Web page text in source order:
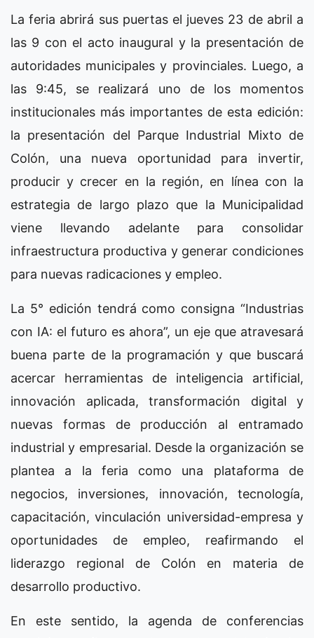
La feria abrirá sus puertas el jueves 23 de abril a
las 9 con el acto inaugural y la presentación de
autoridades municipales y provinciales. Luego, a
las 9:45, se realizará uno de los momentos
institucionales más importantes de esta edición:
la presentación del Parque Industrial Mixto de
Colón, una nueva oportunidad para invertir,
producir y crecer en la región, en línea con la
estrategia de largo plazo que la Municipalidad
viene llevando adelante para consolidar
infraestructura productiva y generar condiciones
para nuevas radicaciones y empleo.
La 5° edición tendrá como consigna “Industrias
con IA: el futuro es ahora”, un eje que atravesará
buena parte de la programación y que buscará
acercar herramientas de inteligencia artificial,
innovación aplicada, transformación digital y
nuevas formas de producción al entramado
industrial y empresarial. Desde la organización se
plantea a la feria como una plataforma de
negocios, inversiones, innovación, tecnología,
capacitación, vinculación universidad-empresa y
oportunidades de empleo, reafirmando el
liderazgo regional de Colón en materia de
desarrollo productivo.
En este sentido, la agenda de conferencias